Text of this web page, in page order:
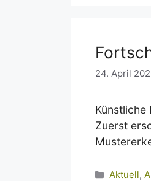
24. April
Zuerst
Aktuell,